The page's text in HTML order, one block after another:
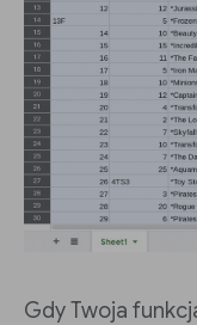
Gdy Twoja